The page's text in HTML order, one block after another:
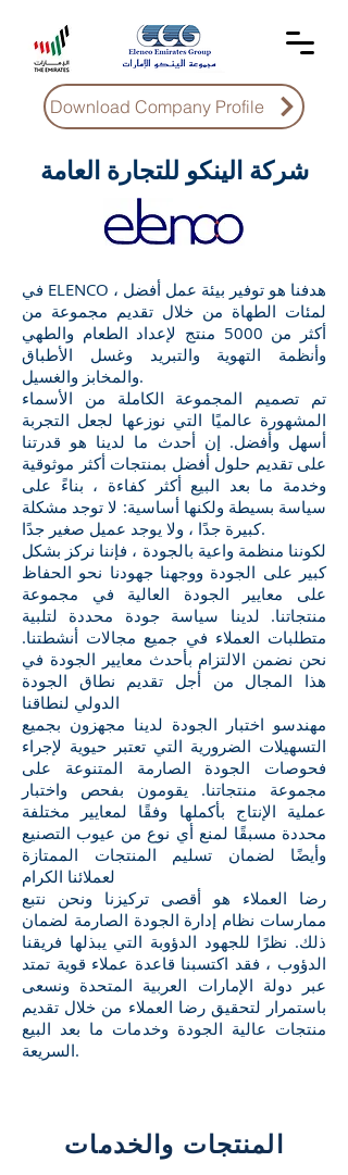
Download Company Profile
شركة الينكو للتجارة العامة
في ELENCO ، هدفنا هو توفير بيئة عمل أفضل
لمئات الطهاة من خلال تقديم مجموعة من
أكثر من 5000 منتج لإعداد الطعام والطهي
وأنظمة التهوية والتبريد وغسل الأطباق
والمخابز والغسيل.
تم تصميم المجموعة الكاملة من الأسماء
المشهورة عالميًا التي نوزعها لجعل التجربة
أسهل وأفضل. إن أحدث ما لدينا هو قدرتنا
على تقديم حلول أفضل بمنتجات أكثر موثوقية
وخدمة ما بعد البيع أكثر كفاءة ، بناءً على
سياسة بسيطة ولكنها أساسية: لا توجد مشكلة
كبيرة جدًا ، ولا يوجد عميل صغير جدًا.
لكوننا منظمة واعية بالجودة ، فإننا نركز بشكل
كبير على الجودة ووجهنا جهودنا نحو الحفاظ
على معايير الجودة العالية في مجموعة
منتجاتنا. لدينا سياسة جودة محددة لتلبية
متطلبات العملاء في جميع مجالات أنشطتنا.
نحن نضمن الالتزام بأحدث معايير الجودة في
هذا المجال من أجل تقديم نطاق الجودة
الدولي لنطاقنا
مهندسو اختبار الجودة لدينا مجهزون بجميع
التسهيلات الضرورية التي تعتبر حيوية لإجراء
فحوصات الجودة الصارمة المتنوعة على
مجموعة منتجاتنا. يقومون بفحص واختبار
عملية الإنتاج بأكملها وفقًا لمعايير مختلفة
محددة مسبقًا لمنع أي نوع من عيوب التصنيع
وأيضًا لضمان تسليم المنتجات الممتازة
لعملائنا الكرام
رضا العملاء هو أقصى تركيزنا ونحن نتبع
ممارسات نظام إدارة الجودة الصارمة لضمان
ذلك. نظرًا للجهود الدؤوبة التي يبذلها فريقنا
الدؤوب ، فقد اكتسبنا قاعدة عملاء قوية تمتد
عبر دولة الإمارات العربية المتحدة ونسعى
باستمرار لتحقيق رضا العملاء من خلال تقديم
منتجات عالية الجودة وخدمات ما بعد البيع
السريعة.
المنتجات والخدمات